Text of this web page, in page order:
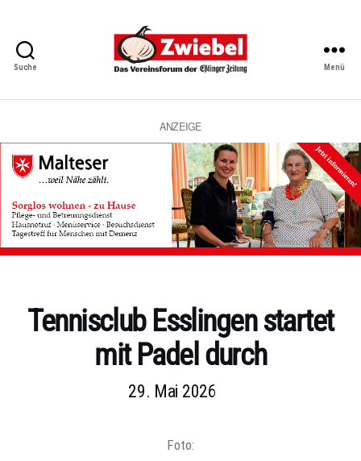
Suche
Vereinsforum
Eßlinger
Zeitung
Menü
ANZEIGE
Kategorien
Tennisclub Esslingen startet
mit Padel durch
29. Mai 2026
Foto: